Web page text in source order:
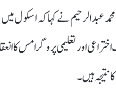
عبد الرحیم نے کہا کہ اسکول
اور تعلیمی پروگرامس کا
نتیجہ ہیں۔